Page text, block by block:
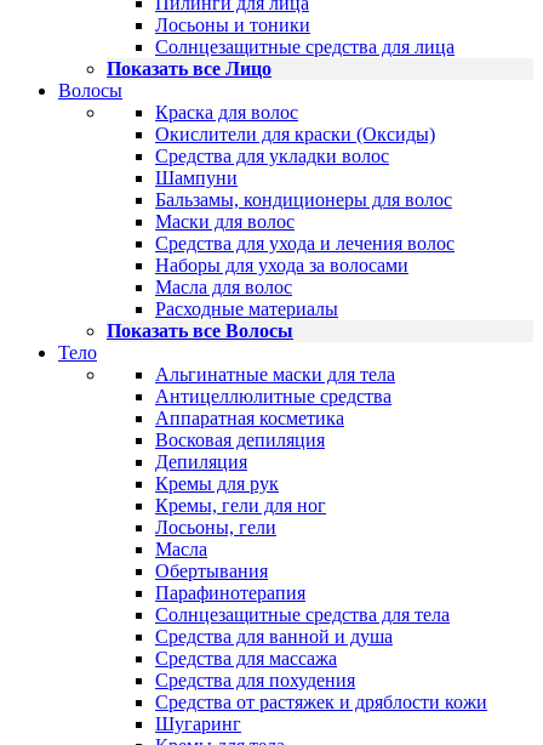
Лосьоны и тоники
Солнцезащитные средства для лица
Показать все Лицо
Волосы
Краска для волос
Окислители для краски (Оксиды)
Средства для укладки волос
Шампуни
Бальзамы, кондиционеры для волос
Маски для волос
Средства для ухода и лечения волос
Наборы для ухода за волосами
Масла для волос
Расходные материалы
Показать все Волосы
Тело
Альгинатные маски для тела
Антицеллюлитные средства
Аппаратная косметика
Восковая депиляция
Депиляция
Кремы для рук
Кремы, гели для ног
Лосьоны, гели
Масла
Обертывания
Парафинотерапия
Солнцезащитные средства для тела
Средства для ванной и душа
Средства для массажа
Средства для похудения
Средства от растяжек и дряблости кожи
Шугаринг